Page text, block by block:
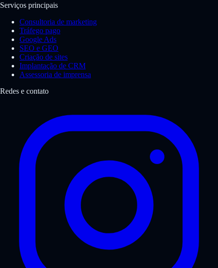
Serviços principais
Consultoria de marketing
Tráfego pago
Google Ads
SEO e GEO
Criação de sites
Implantação de CRM
Assessoria de imprensa
Redes e contato